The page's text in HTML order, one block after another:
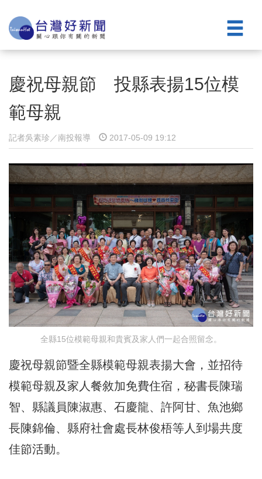
慶祝母親節 投縣表揚15位模
範母親
記者吳素珍／南投報導 2017-05-09 19:12
全縣15位模範母親和貴賓及家人們一起合照留念。
慶祝母親節暨全縣模範母親表揚大會，並招待
模範母親及家人餐敘加免費住宿，秘書長陳瑞
智、縣議員陳淑惠、石慶龍、許阿甘、魚池鄉
長陳錦倫、縣府社會處長林俊梧等人到場共度
佳節活動。